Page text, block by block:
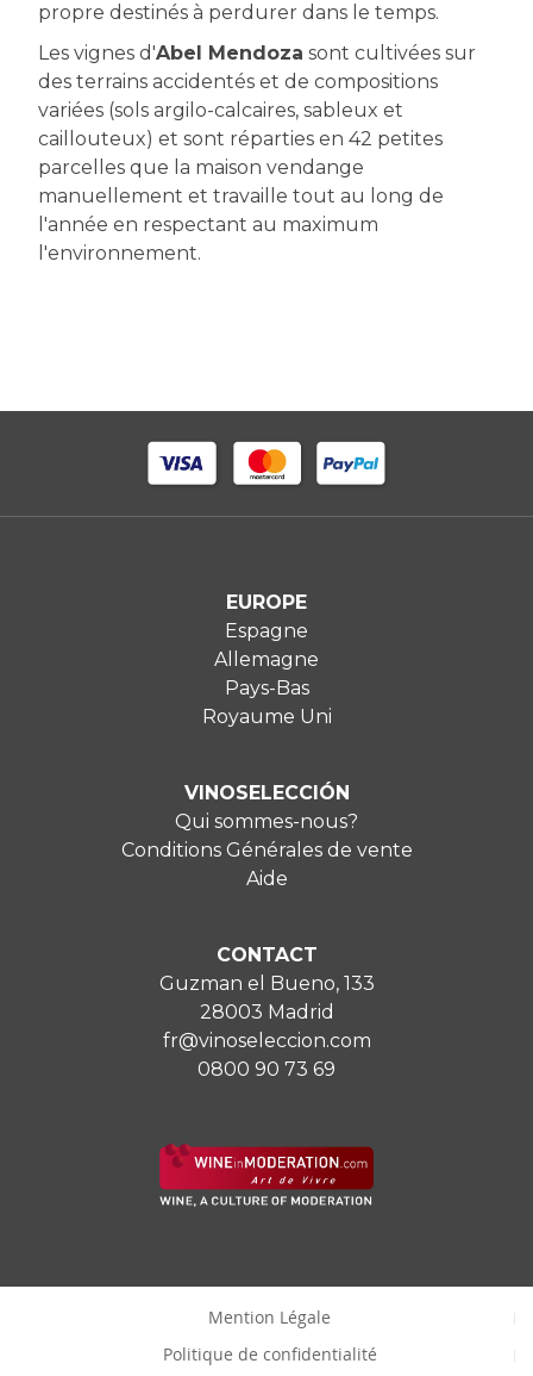
propre destinés à perdurer dans le temps.
Les vignes d'Abel Mendoza sont cultivées sur
des terrains accidentés et de compositions
variées (sols argilo-calcaires, sableux et
caillouteux) et sont réparties en 42 petites
parcelles que la maison vendange
manuellement et travaille tout au long de
l'année en respectant au maximum
l'environnement.
EUROPE
Espagne
Allemagne
Pays-Bas
Royaume Uni
VINOSELECCIÓN
Qui sommes-nous?
Conditions Générales de vente
Aide
CONTACT
Guzman el Bueno, 133
28003 Madrid
fr@vinoseleccion.com
0800 90 73 69
Mention Légale
Politique de confidentialité